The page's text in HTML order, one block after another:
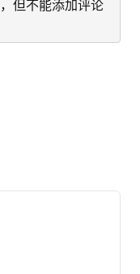
但不能添加评论